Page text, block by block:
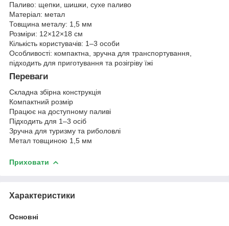
Паливо: щепки, шишки, сухе паливо
Матеріал: метал
Товщина металу: 1,5 мм
Розміри: 12×12×18 см
Кількість користувачів: 1–3 особи
Особливості: компактна, зручна для транспортування,
підходить для приготування та розігріву їжі
Переваги
Складна збірна конструкція
Компактний розмір
Працює на доступному паливі
Підходить для 1–3 осіб
Зручна для туризму та риболовлі
Метал товщиною 1,5 мм
Приховати
Характеристики
Основні